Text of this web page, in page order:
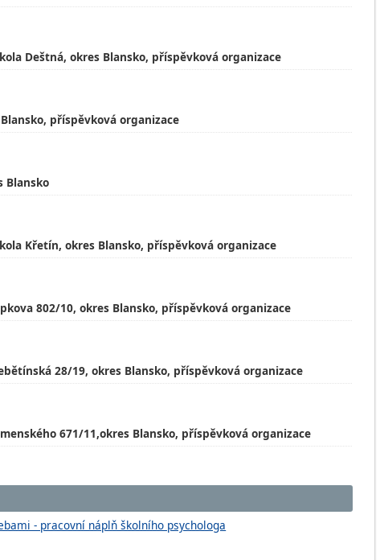
Deštná, okres Blansko, příspěvková organizace
příspěvková organizace
Blansko
Křetín, okres Blansko, příspěvková organizace
802/10, okres Blansko, příspěvková organizace
28/19, okres Blansko, příspěvková organizace
671/11,okres Blansko, příspěvková organizace
- pracovní náplň školního psychologa